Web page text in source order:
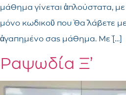
μάθημα γίνεται ἁπλούστατα,
μόνο κωδικοῦ ποὺ θὰ λάβετε
ἀγαπημένο σας μάθημα. Μὲ […]
Ραψωδία Ξ’